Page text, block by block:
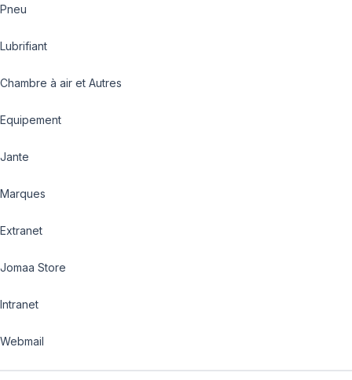
Pneu
Lubrifiant
Chambre à air et Autres
Equipement
Jante
Marques
Extranet
Jomaa Store
Intranet
Webmail